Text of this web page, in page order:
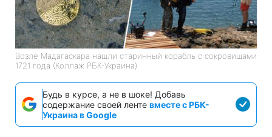
Возле Мадагаскара нашли старинный корабль с сокровищами
1721 года (Коллаж РБК-Украина)
Будь в курсе, а не в шоке! Добавь
содержание своей ленте вместе с РБК-
Украина в Google